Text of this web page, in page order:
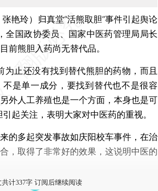
艳玲）
归真堂“活熊取胆”事件引起舆论
全国政协委员、国家中医药管理局局长
前熊胆入药尚无替代品。
止还没有找到替代熊胆的药物，而且
是单一成分，要找到替代也不是很容
外人工养殖也是一个方面，本身也是可
起关注，表明大家对中医药的重视。
多起突发事故如庆阳校车事件，在治
，取得了非常好的效果，这说明中医的
共计337字 订阅后继续阅读